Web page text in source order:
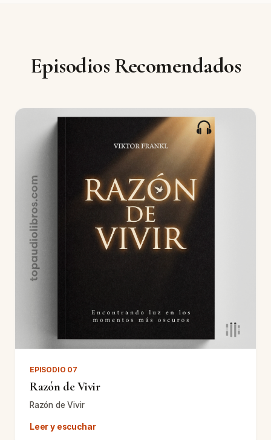
Episodios Recomendados
EPISODIO 07
Razón de Vivir
Razón de Vivir
Leer y escuchar